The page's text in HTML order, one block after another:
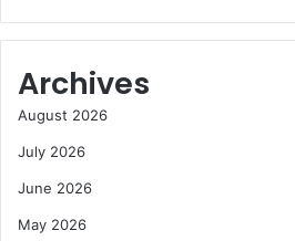
Archives
August 2026
July 2026
June 2026
May 2026